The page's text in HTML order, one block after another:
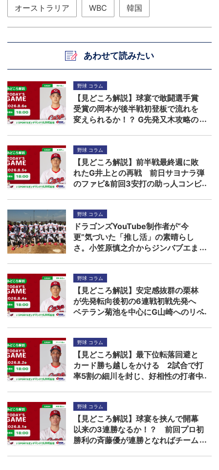
オーストラリア WBC 韓国
あわせて読みたい
野球 コラム
【見どころ解説】球宴で敢闘選手賞
受賞の岡本が後半戦初登板で流れを
変えられるか！？ G先発又木攻略の
野球 コラム
【見どころ解説】前半戦最終週に敗
れたG井上との再戦 前日サヨナラ弾
のファビ&前回3安打の助っ人コンビ
野球 コラム
ドラゴンズYouTube制作者が“今
更”気づいた「推し活」の素晴らし
さ。小笠原慎之介からジンバブエま
野球 コラム
【見どころ解説】安定感抜群の栗林
が先発転向後初の6連戦初戦先発へ
ベテラン菊池を中心にG山崎へのリベ
野球 コラム
【見どころ解説】最下位転落回避と
カード勝ち越しをかける 2試合で打
率5割の細川を封じ、好相性の打者中
野球 コラム
【見どころ解説】球宴を挟んで開幕
以来の3連勝なるか！？ 前回プロ初
勝利の斉藤優が連勝となればチーム